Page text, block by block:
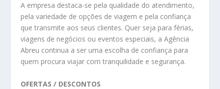
A empresa destaca-se pela qualidade do atendimento,
pela variedade de opções de viagem e pela confiança
que transmite aos seus clientes. Quer seja para férias,
viagens de negócios ou eventos especiais, a Agência
Abreu continua a ser uma escolha de confiança para
quem procura viajar com tranquilidade e segurança.
OFERTAS / DESCONTOS